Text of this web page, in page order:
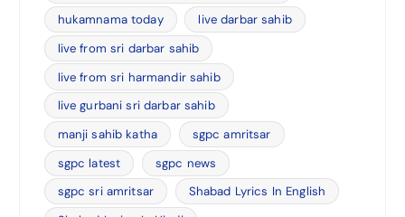
hukamnama today
live darbar sahib
live from sri darbar sahib
live from sri harmandir sahib
live gurbani sri darbar sahib
manji sahib katha
sgpc amritsar
sgpc latest
sgpc news
sgpc sri amritsar
Shabad Lyrics In English